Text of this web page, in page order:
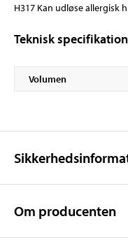
H317 Kan udløse allergisk
Teknisk specifikation
Volumen
Om producenten